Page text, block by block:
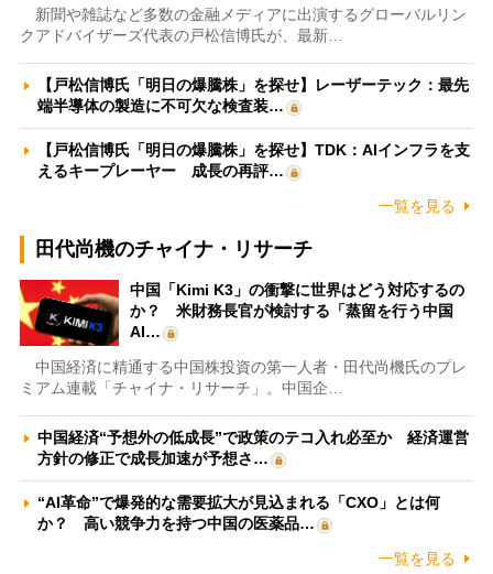
新聞や雑誌など多数の金融メディアに出演するグローバルリン
クアドバイザーズ代表の戸松信博氏が、最新…
【戸松信博氏「明日の爆騰株」を探せ】レーザーテック：最先
端半導体の製造に不可欠な検査装…
【戸松信博氏「明日の爆騰株」を探せ】TDK：AIインフラを支
えるキープレーヤー 成長の再評…
一覧を見る
田代尚機のチャイナ・リサーチ
中国「Kimi K3」の衝撃に世界はどう対応するの
か？ 米財務長官が検討する「蒸留を行う中国
AI…
中国経済に精通する中国株投資の第一人者・田代尚機氏のプレ
ミアム連載「チャイナ・リサーチ」。中国企…
中国経済“予想外の低成長”で政策のテコ入れ必至か 経済運営
方針の修正で成長加速が予想さ…
“AI革命”で爆発的な需要拡大が見込まれる「CXO」とは何
か？ 高い競争力を持つ中国の医薬品…
一覧を見る